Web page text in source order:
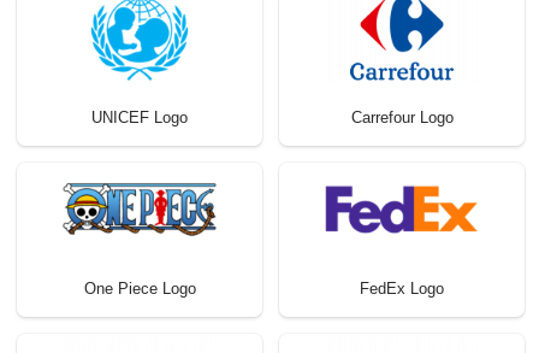
UNICEF Logo Carrefour Logo
One Piece Logo FedEx Logo